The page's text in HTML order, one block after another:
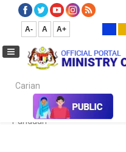
A- A A+
Carian...
Infographic & SOP
Panduan